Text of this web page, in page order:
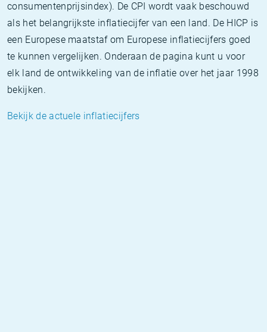
consumentenprijsindex). De CPI wordt vaak beschouwd
als het belangrijkste inflatiecijfer van een land. De HICP is
een Europese maatstaf om Europese inflatiecijfers goed
te kunnen vergelijken. Onderaan de pagina kunt u voor
elk land de ontwikkeling van de inflatie over het jaar 1998
bekijken.
Bekijk de actuele inflatiecijfers